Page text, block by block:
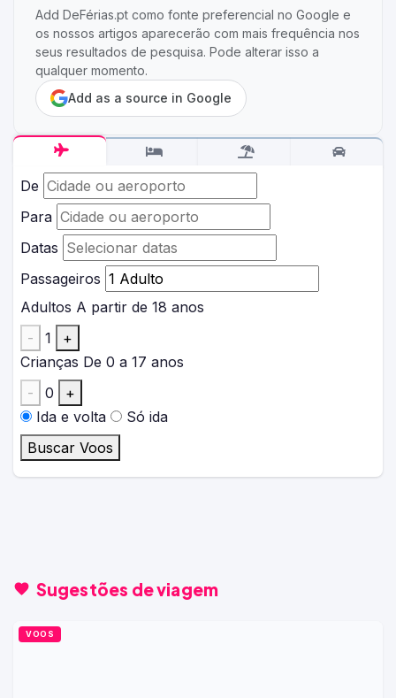
De
Para
Datas
Passageiros
Adultos A partir de 18 anos
-
1
+
Crianças De 0 a 17 anos
-
0
+
Ida e volta
Só ida
Buscar Voos
Add DeFérias.pt como fonte preferencial no Google e
os nossos artigos aparecerão com mais frequência nos
seus resultados de pesquisa. Pode alterar isso a
qualquer momento.
Add as a source in Google
Sugestões de viagem
VOOS